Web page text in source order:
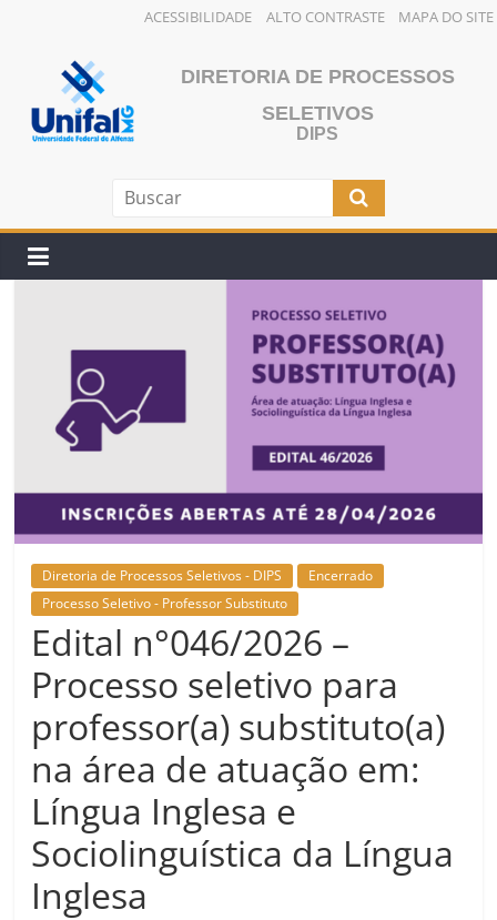
ACESSIBILIDADE ALTO CONTRASTE MAPA DO SITE
conteúdo
DIRETORIA DE PROCESSOS
SELETIVOS
DIPS
Diretoria de Processos Seletivos - DIPS
Encerrado
Processo Seletivo - Professor Substituto
Edital n°046/2026 –
Processo seletivo para
professor(a) substituto(a)
na área de atuação em:
Língua Inglesa e
Sociolinguística da Língua
Inglesa